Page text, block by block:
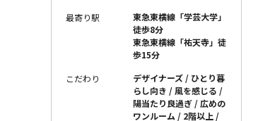
最寄り駅
東急東横線「学芸大学」
徒歩8分
東急東横線「祐天寺」徒
歩15分
こだわり デザイナーズ
ひとり暮
らし向き
風を感じる
陽当たり良過ぎ
広めの
ワンルーム
2階以上